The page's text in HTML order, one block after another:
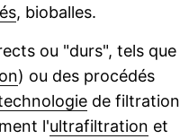
, bioballes.
ou "durs", tels que
) ou des procédés
de filtration
l'ultrafiltration et